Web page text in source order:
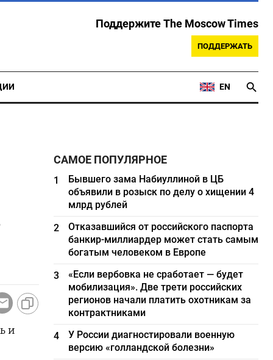
Поддержите The Moscow Times
ПОДДЕРЖАТЬ
EN
и
САМОЕ ПОПУЛЯРНОЕ
1
Бывшего зама Набиуллиной в ЦБ
объявили в розыск по делу о хищении 4
млрд рублей
2
Отказавшийся от российского паспорта
банкир-миллиардер может стать самым
богатым человеком в Европе
3
«Если вербовка не сработает — будет
мобилизация». Две трети российских
регионов начали платить охотникам за
контрактниками
4
У России диагностировали военную
версию «голландской болезни»